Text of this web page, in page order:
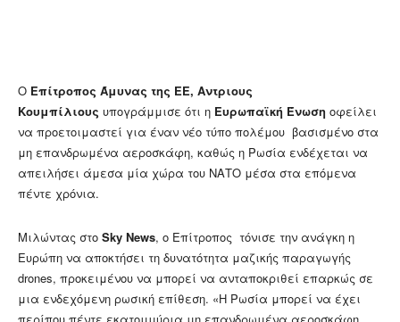
Ο Επίτροπος Άμυνας της ΕΕ, Αντριους
Κουμπίλιους υπογράμμισε ότι η Ευρωπαϊκή Ένωση οφείλει
να προετοιμαστεί για έναν νέο τύπο πολέμου βασισμένο στα
μη επανδρωμένα αεροσκάφη, καθώς η Ρωσία ενδέχεται να
απειλήσει άμεσα μία χώρα του ΝΑΤΟ μέσα στα επόμενα
πέντε χρόνια.
Μιλώντας στο Sky News, ο Επίτροπος τόνισε την ανάγκη η
Ευρώπη να αποκτήσει τη δυνατότητα μαζικής παραγωγής
drones, προκειμένου να μπορεί να ανταποκριθεί επαρκώς σε
μια ενδεχόμενη ρωσική επίθεση. «Η Ρωσία μπορεί να έχει